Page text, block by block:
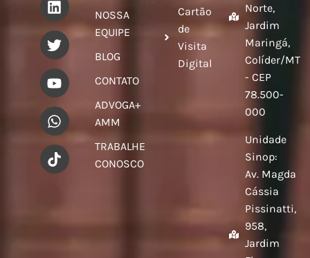
NOSSA
EQUIPE
BLOG
CONTATO
ADVOGA+
AMM
TRABALHE
CONOSCO
Cartão
de
Visita
Digital
Norte,
Jardim
Maringá,
Colíder/MT
- CEP
78.500-
000
Unidade
Sinop:
Av. Magda
Cássia
Pissinatti,
958,
Jardim